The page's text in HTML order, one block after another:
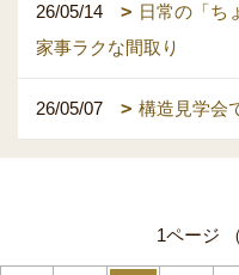
26/05/14
日常の「ち
家事ラクな間取り
26/05/07 構造見学会
1ページ